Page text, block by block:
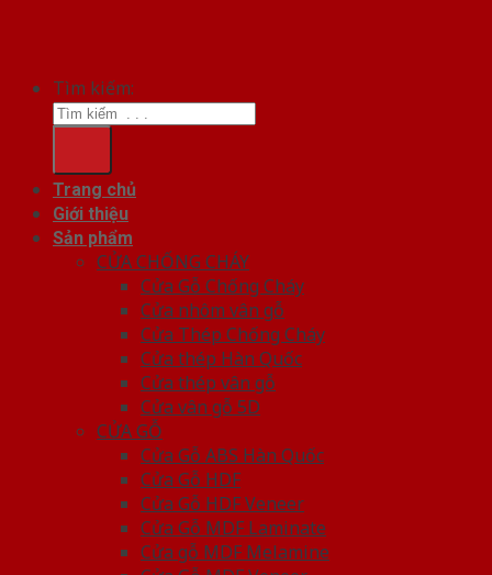
Tìm kiếm:
Trang chủ
Giới thiệu
Sản phẩm
CỬA CHỐNG CHÁY
Cửa Gỗ Chống Cháy
Cửa nhôm vân gỗ
Cửa Thép Chống Cháy
Cửa thép Hàn Quốc
Cửa thép vân gỗ
Cửa vân gỗ 5D
CỬA GỖ
Cửa Gỗ ABS Hàn Quốc
Cửa Gỗ HDF
Cửa Gỗ HDF Veneer
Cửa Gỗ MDF Laminate
Cửa gỗ MDF Melamine